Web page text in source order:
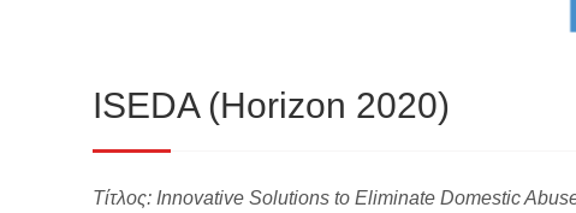
ISEDA (Horizon 2020)
Τίτλος: Innovative Solutions to Eliminate Domestic